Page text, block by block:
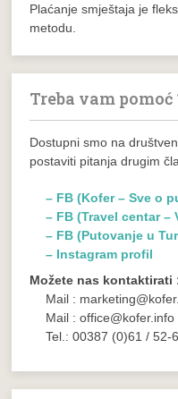
Plaćanje smještaja je
metodu.
Treba vam pomoć
Dostupni smo na
postaviti pitanja drugim
– FB (Kofer – Sve o
– FB (Travel centar –
– FB (Putovanje u
– Instagram profil
Možete nas kontaktirati
Mail :
Mail : office@kofer.info
Tel.: 00387 (0)61 / 52-